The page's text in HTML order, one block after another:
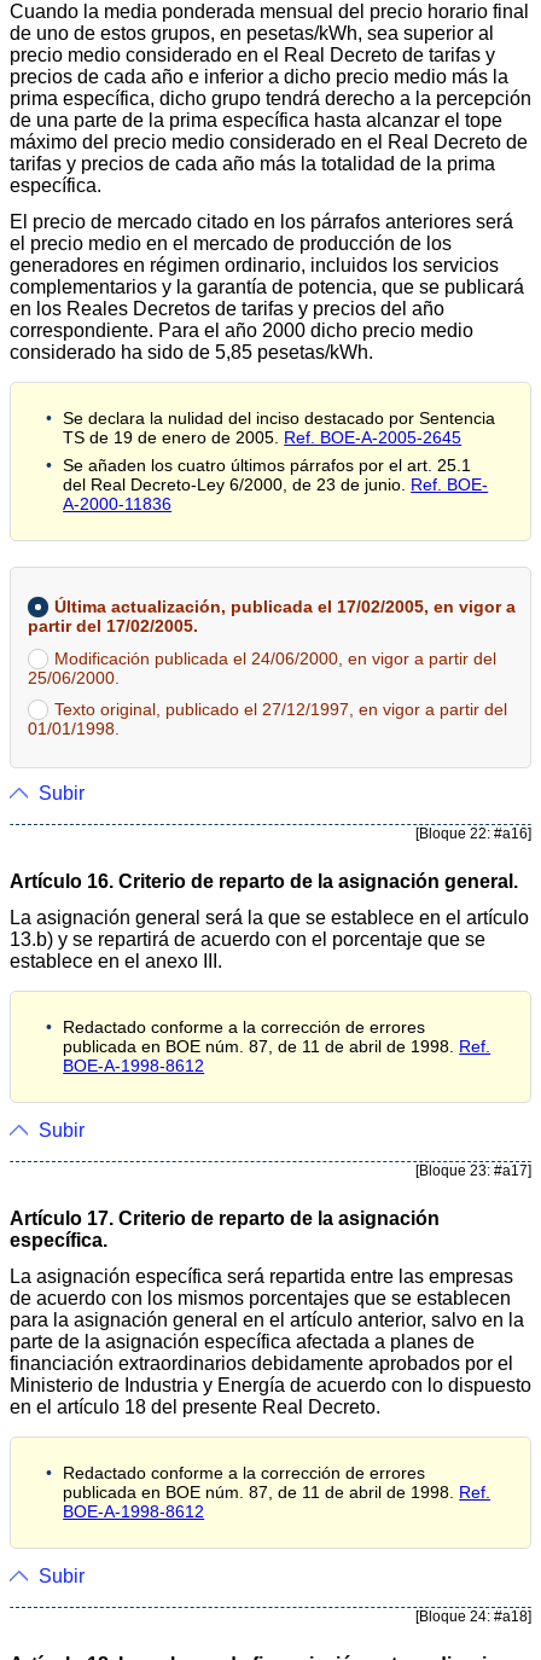
Cuando la media ponderada mensual del precio horario final
de uno de estos grupos, en pesetas/kWh, sea superior al
precio medio considerado en el Real Decreto de tarifas y
precios de cada año e inferior a dicho precio medio más la
prima específica, dicho grupo tendrá derecho a la percepción
de una parte de la prima específica hasta alcanzar el tope
máximo del precio medio considerado en el Real Decreto de
tarifas y precios de cada año más la totalidad de la prima
específica.
El precio de mercado citado en los párrafos anteriores será
el precio medio en el mercado de producción de los
generadores en régimen ordinario, incluidos los servicios
complementarios y la garantía de potencia, que se publicará
en los Reales Decretos de tarifas y precios del año
correspondiente. Para el año 2000 dicho precio medio
considerado ha sido de 5,85 pesetas/kWh.
Se declara la nulidad del inciso destacado por Sentencia
TS de 19 de enero de 2005. Ref. BOE-A-2005-2645
Se añaden los cuatro últimos párrafos por el art. 25.1
del Real Decreto-Ley 6/2000, de 23 de junio. Ref. BOE-
A-2000-11836
Última actualización, publicada el 17/02/2005, en vigor a
partir del 17/02/2005.
Modificación publicada el 24/06/2000, en vigor a partir del
25/06/2000.
Texto original, publicado el 27/12/1997, en vigor a partir del
01/01/1998.
Subir
[Bloque 22: #a16]
Artículo 16. Criterio de reparto de la asignación general.
La asignación general será la que se establece en el artículo
13.b) y se repartirá de acuerdo con el porcentaje que se
establece en el anexo III.
Redactado conforme a la corrección de errores
publicada en BOE núm. 87, de 11 de abril de 1998. Ref.
BOE-A-1998-8612
Subir
[Bloque 23: #a17]
Artículo 17. Criterio de reparto de la asignación
específica.
La asignación específica será repartida entre las empresas
de acuerdo con los mismos porcentajes que se establecen
para la asignación general en el artículo anterior, salvo en la
parte de la asignación específica afectada a planes de
financiación extraordinarios debidamente aprobados por el
Ministerio de Industria y Energía de acuerdo con lo dispuesto
en el artículo 18 del presente Real Decreto.
Redactado conforme a la corrección de errores
publicada en BOE núm. 87, de 11 de abril de 1998. Ref.
BOE-A-1998-8612
Subir
[Bloque 24: #a18]